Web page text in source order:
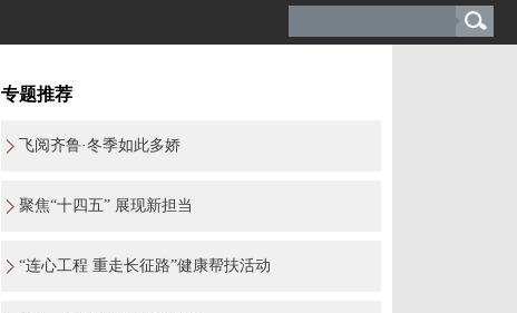
专题推荐
飞阅齐鲁·冬季如此多娇
聚焦“十四五” 展现新担当
“连心工程 重走长征路”健康帮扶活动